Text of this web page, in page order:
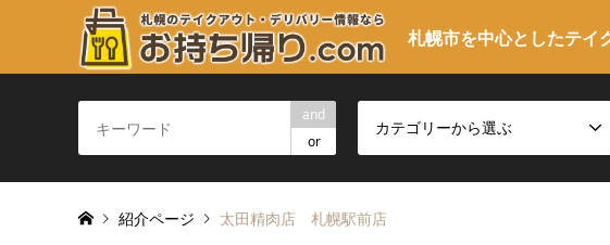
札幌市を中心としたテイ
and
or
カテゴリーから選ぶ
紹介ページ 太田精肉店 札幌駅前店